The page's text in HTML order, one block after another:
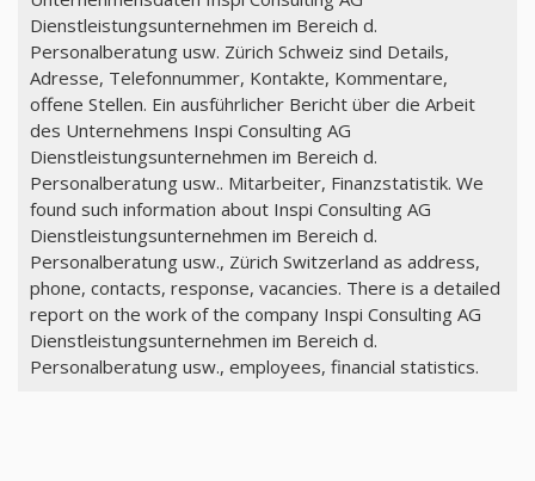
Dienstleistungsunternehmen im Bereich d.
Personalberatung usw. Zürich Schweiz sind Details,
Adresse, Telefonnummer, Kontakte, Kommentare,
offene Stellen. Ein ausführlicher Bericht über die Arbeit
des Unternehmens Inspi Consulting AG
Dienstleistungsunternehmen im Bereich d.
Personalberatung usw.. Mitarbeiter, Finanzstatistik. We
found such information about Inspi Consulting AG
Dienstleistungsunternehmen im Bereich d.
Personalberatung usw., Zürich Switzerland as address,
phone, contacts, response, vacancies. There is a detailed
report on the work of the company Inspi Consulting AG
Dienstleistungsunternehmen im Bereich d.
Personalberatung usw., employees, financial statistics.